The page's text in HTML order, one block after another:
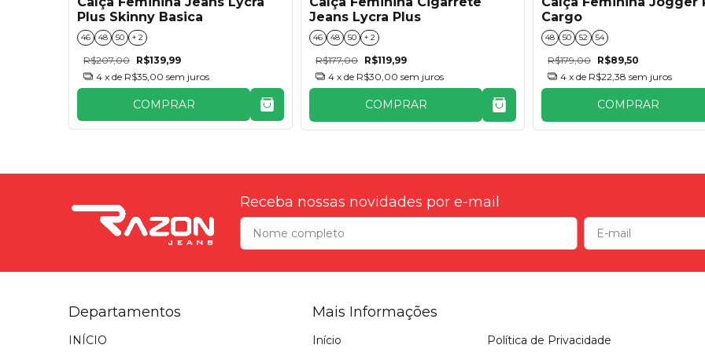
Plus Skinny Basica
46 48 50 + 2
R$207,00 R$139,99
4 x de R$35,00 sem juros
COMPRAR
Jeans Lycra Plus
46 48 50 + 2
R$177,00 R$119,99
4 x de R$30,00 sem juros
COMPRAR
Cargo
48 50 52 54
R$179,00 R$89,50
4 x de R$22,38 sem juros
COMPRAR
Receba nossas novidades por e-mail
Departamentos
INÍCIO
Mais Informações
Início Política de Privacidade